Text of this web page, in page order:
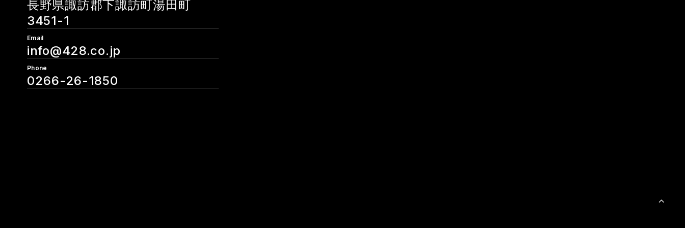
長野県諏訪郡下諏訪町湯田町
3451-1
Email
info@428.co.jp
Phone
0266-26-1850